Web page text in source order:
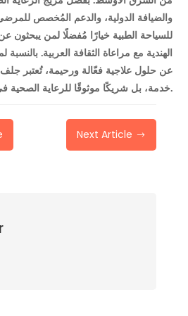
والضيافة الدولية، والدعم المُخصص
للسياحة الطبية خيارًا مُفضلًا لمن يبحثون
الهندية مع مراعاة الثقافة العربية.
عن حلول علاجية فعّالة ورحيمة، تُعتبر
خدمة، بل شريكًا موثوقًا للرعاية الصحية في الهند.
Next Article $